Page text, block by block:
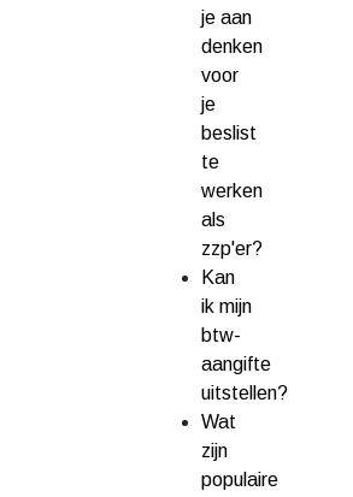
je aan
denken
voor
je
beslist
te
werken
als
zzp'er?
Kan
ik mijn
btw-
aangifte
uitstellen?
Wat
zijn
populaire